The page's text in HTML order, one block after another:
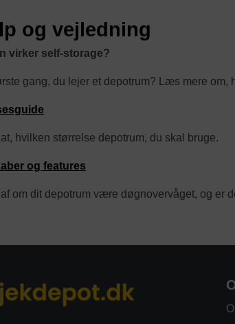
og vejledning
virker self-storage?
gang, du lejer et depotrum? Læs mere om,
hvilken størrelse depotrum, du skal bruge.
og features
om dit depotrum være døgnovervåget, og er